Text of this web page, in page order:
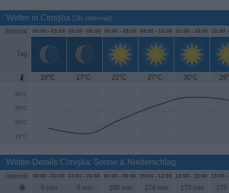
Wetter in Cimişlia (3h-Interval)
Interval 00:00 - 03:00 03:00 - 06:00 06:00 - 09:00 09:00 - 12:00 12:00 - 15:00 15:00
Tag
19°C 17°C 22°C 27°C 30°C
15°C
20°C
25°C
30°C
35°C
Wetter-Details Cimişlia: Sonne & Niederschlag
Interval 00:00 - 03:00 03:00 - 06:00 06:00 - 09:00 09:00 - 12:00 12:00 - 15:00 15:00 -
0 min 0 min 180 min 174 min 173 min 176